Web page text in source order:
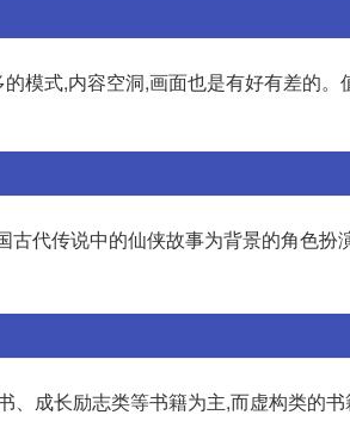
模式,内容空洞,画面也是有好有差的。
代传说中的仙侠故事为背景的角色扮
、成长励志类等书籍为主,而虚构类的